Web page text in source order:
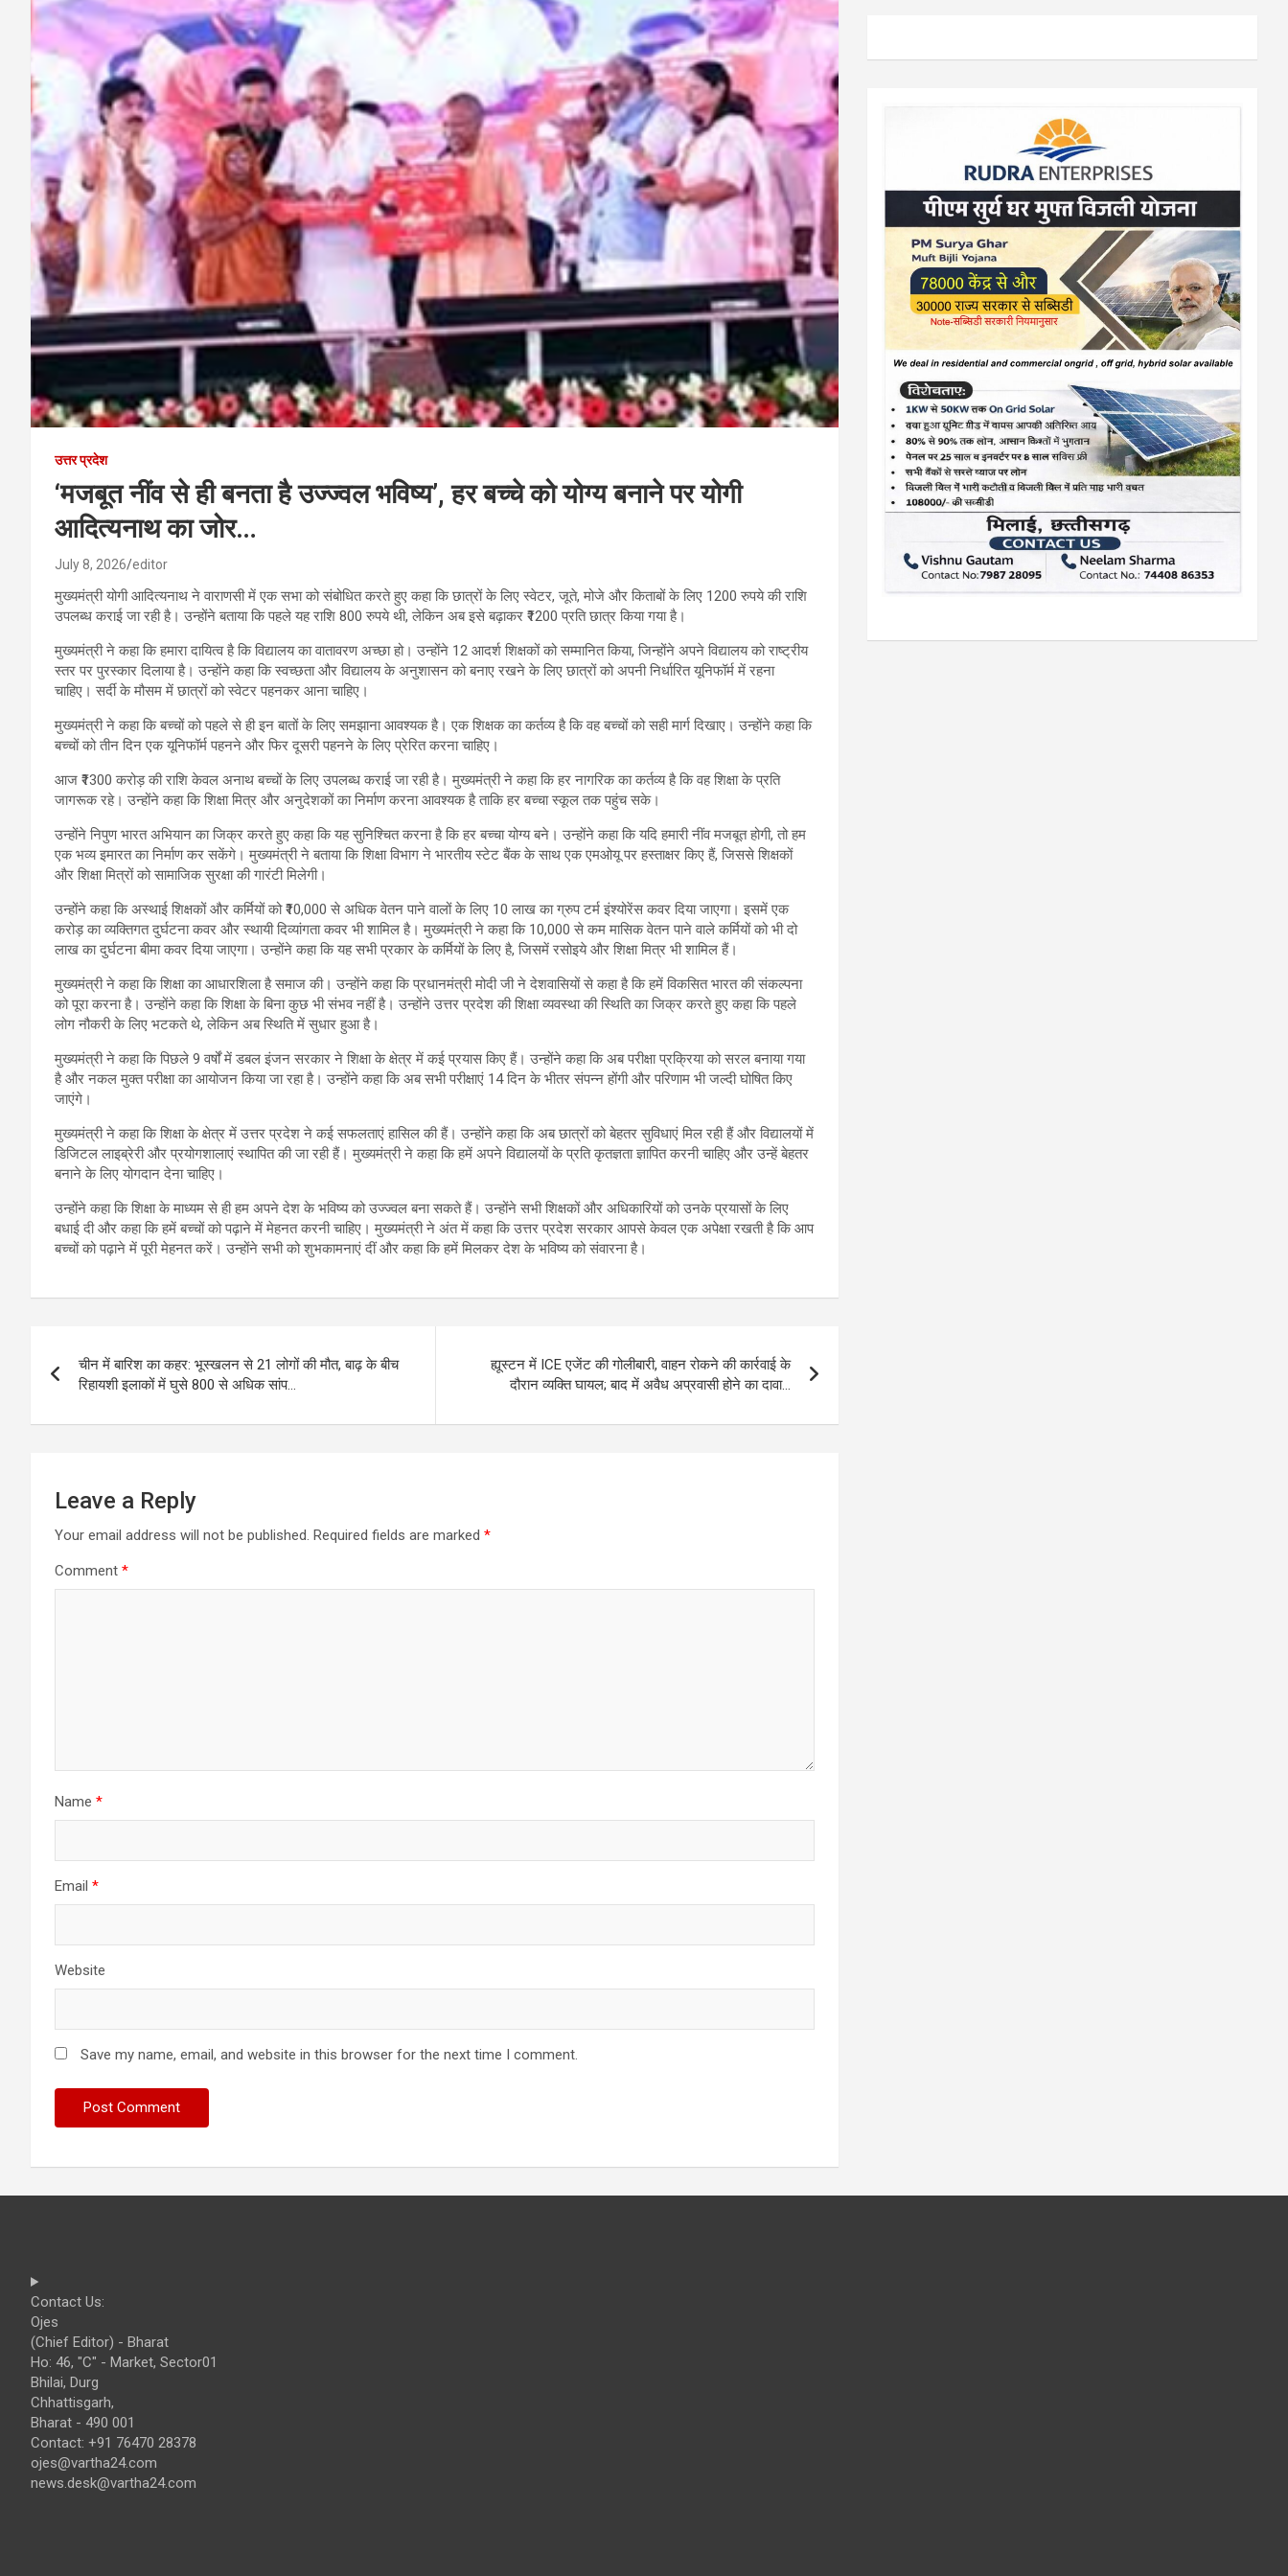
उत्तर प्रदेश
‘मजबूत नींव से ही बनता है उज्ज्वल भविष्य’, हर बच्चे को योग्य बनाने पर योगी
आदित्यनाथ का जोर…
July 8, 2026 editor
मुख्यमंत्री योगी आदित्यनाथ ने वाराणसी में एक सभा को संबोधित करते हुए कहा कि छात्रों के लिए स्वेटर, जूते, मोजे और किताबों के लिए 1200 रुपये की राशि
उपलब्ध कराई जा रही है। उन्होंने बताया कि पहले यह राशि 800 रुपये थी, लेकिन अब इसे बढ़ाकर ₹1200 प्रति छात्र किया गया है।
मुख्यमंत्री ने कहा कि हमारा दायित्व है कि विद्यालय का वातावरण अच्छा हो। उन्होंने 12 आदर्श शिक्षकों को सम्मानित किया, जिन्होंने अपने विद्यालय को राष्ट्रीय
स्तर पर पुरस्कार दिलाया है। उन्होंने कहा कि स्वच्छता और विद्यालय के अनुशासन को बनाए रखने के लिए छात्रों को अपनी निर्धारित यूनिफॉर्म में रहना
चाहिए। सर्दी के मौसम में छात्रों को स्वेटर पहनकर आना चाहिए।
मुख्यमंत्री ने कहा कि बच्चों को पहले से ही इन बातों के लिए समझाना आवश्यक है। एक शिक्षक का कर्तव्य है कि वह बच्चों को सही मार्ग दिखाए। उन्होंने कहा कि
बच्चों को तीन दिन एक यूनिफॉर्म पहनने और फिर दूसरी पहनने के लिए प्रेरित करना चाहिए।
आज ₹1300 करोड़ की राशि केवल अनाथ बच्चों के लिए उपलब्ध कराई जा रही है। मुख्यमंत्री ने कहा कि हर नागरिक का कर्तव्य है कि वह शिक्षा के प्रति
जागरूक रहे। उन्होंने कहा कि शिक्षा मित्र और अनुदेशकों का निर्माण करना आवश्यक है ताकि हर बच्चा स्कूल तक पहुंच सके।
उन्होंने निपुण भारत अभियान का जिक्र करते हुए कहा कि यह सुनिश्चित करना है कि हर बच्चा योग्य बने। उन्होंने कहा कि यदि हमारी नींव मजबूत होगी, तो हम
एक भव्य इमारत का निर्माण कर सकेंगे। मुख्यमंत्री ने बताया कि शिक्षा विभाग ने भारतीय स्टेट बैंक के साथ एक एमओयू पर हस्ताक्षर किए हैं, जिससे शिक्षकों
और शिक्षा मित्रों को सामाजिक सुरक्षा की गारंटी मिलेगी।
उन्होंने कहा कि अस्थाई शिक्षकों और कर्मियों को ₹10,000 से अधिक वेतन पाने वालों के लिए 10 लाख का ग्रुप टर्म इंश्योरेंस कवर दिया जाएगा। इसमें एक
करोड़ का व्यक्तिगत दुर्घटना कवर और स्थायी दिव्यांगता कवर भी शामिल है। मुख्यमंत्री ने कहा कि 10,000 से कम मासिक वेतन पाने वाले कर्मियों को भी दो
लाख का दुर्घटना बीमा कवर दिया जाएगा। उन्होंने कहा कि यह सभी प्रकार के कर्मियों के लिए है, जिसमें रसोइये और शिक्षा मित्र भी शामिल हैं।
मुख्यमंत्री ने कहा कि शिक्षा का आधारशिला है समाज की। उन्होंने कहा कि प्रधानमंत्री मोदी जी ने देशवासियों से कहा है कि हमें विकसित भारत की संकल्पना
को पूरा करना है। उन्होंने कहा कि शिक्षा के बिना कुछ भी संभव नहीं है। उन्होंने उत्तर प्रदेश की शिक्षा व्यवस्था की स्थिति का जिक्र करते हुए कहा कि पहले
लोग नौकरी के लिए भटकते थे, लेकिन अब स्थिति में सुधार हुआ है।
मुख्यमंत्री ने कहा कि पिछले 9 वर्षों में डबल इंजन सरकार ने शिक्षा के क्षेत्र में कई प्रयास किए हैं। उन्होंने कहा कि अब परीक्षा प्रक्रिया को सरल बनाया गया
है और नकल मुक्त परीक्षा का आयोजन किया जा रहा है। उन्होंने कहा कि अब सभी परीक्षाएं 14 दिन के भीतर संपन्न होंगी और परिणाम भी जल्दी घोषित किए
जाएंगे।
मुख्यमंत्री ने कहा कि शिक्षा के क्षेत्र में उत्तर प्रदेश ने कई सफलताएं हासिल की हैं। उन्होंने कहा कि अब छात्रों को बेहतर सुविधाएं मिल रही हैं और विद्यालयों में
डिजिटल लाइब्रेरी और प्रयोगशालाएं स्थापित की जा रही हैं। मुख्यमंत्री ने कहा कि हमें अपने विद्यालयों के प्रति कृतज्ञता ज्ञापित करनी चाहिए और उन्हें बेहतर
बनाने के लिए योगदान देना चाहिए।
उन्होंने कहा कि शिक्षा के माध्यम से ही हम अपने देश के भविष्य को उज्ज्वल बना सकते हैं। उन्होंने सभी शिक्षकों और अधिकारियों को उनके प्रयासों के लिए
बधाई दी और कहा कि हमें बच्चों को पढ़ाने में मेहनत करनी चाहिए। मुख्यमंत्री ने अंत में कहा कि उत्तर प्रदेश सरकार आपसे केवल एक अपेक्षा रखती है कि आप
बच्चों को पढ़ाने में पूरी मेहनत करें। उन्होंने सभी को शुभकामनाएं दीं और कहा कि हमें मिलकर देश के भविष्य को संवारना है।
navigation
चीन में बारिश का कहर: भूस्खलन से 21 लोगों की मौत, बाढ़ के बीच
रिहायशी इलाकों में घुसे 800 से अधिक सांप…
ह्यूस्टन में ICE एजेंट की गोलीबारी, वाहन रोकने की कार्रवाई के
दौरान व्यक्ति घायल; बाद में अवैध अप्रवासी होने का दावा…
Leave a Reply
Your email address will not be published. Required fields are marked *
Comment *
Name *
Email *
Website
Save my name, email, and website in this browser for the next time I comment.
Contact Us:
Ojes
(Chief Editor) - Bharat
Ho: 46, "C" - Market, Sector01
Bhilai, Durg
Chhattisgarh,
Bharat - 490 001
Contact: +91 76470 28378
ojes@vartha24.com
news.desk@vartha24.com